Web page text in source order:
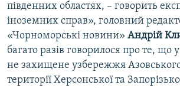
південних областях, – говорить
іноземних справ», головний
«Чорноморські новини» Андрій
багато разів говорилося про те, що
не захищене узбережжя
території Херсонської та